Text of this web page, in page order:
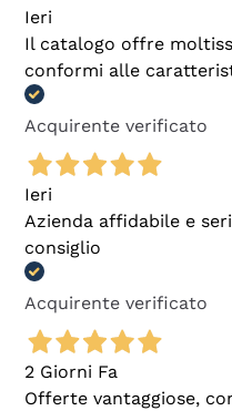
Ieri
Il catalogo offre
conformi alle
Acquirente verificato
Ieri
Azienda affidabile e
consiglio
Acquirente verificato
2 Giorni Fa
Offerte vantaggiose,